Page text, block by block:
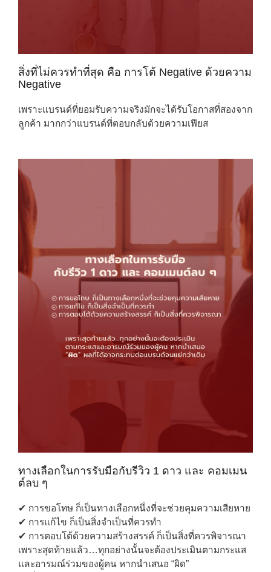
สิ่งที่ไม่ควรทำที่สุด คือ การโต้ Negative ด้วยความ
Negative
เพราะแบรนด์ที่ยอมรับความจริงมักจะได้รับโอกาสที่สองจาก
ลูกค้า มากกว่าแบรนด์ที่ตอบกลับด้วยความเฟียส
ทางเลือกในการรับมือกับรีวิว 1 ดาว และ คอมเมน
ต์ลบ ๆ
✔ การขอโทษ ก็เป็นทางเลือกหนึ่งที่จะช่วยคุมความเสียหาย
✔ การแก้ไข ก็เป็นสิ่งจำเป็นที่ควรทำ
✔ การตอบโต้ด้วยความสร้างสรรค์ ก็เป็นสิ่งที่ควรพิจารณา
เพราะสุดท้ายแล้ว…ทุกอย่างนั้นจะต้องประเมินตามกระแส
และอารมณ์ร่วมของผู้คน หากนำเสนอ “ผิด”